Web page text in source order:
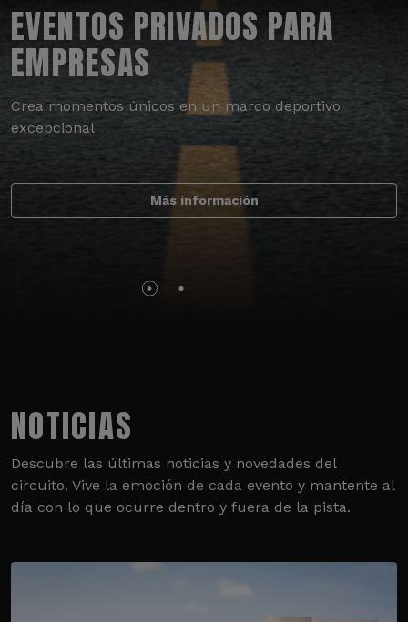
EVENTOS PRIVADOS PARA
EMPRESAS
Crea momentos únicos en un marco deportivo
excepcional
Más información
NOTICIAS
Descubre las últimas noticias y novedades del
circuito. Vive la emoción de cada evento y mantente al
día con lo que ocurre dentro y fuera de la pista.